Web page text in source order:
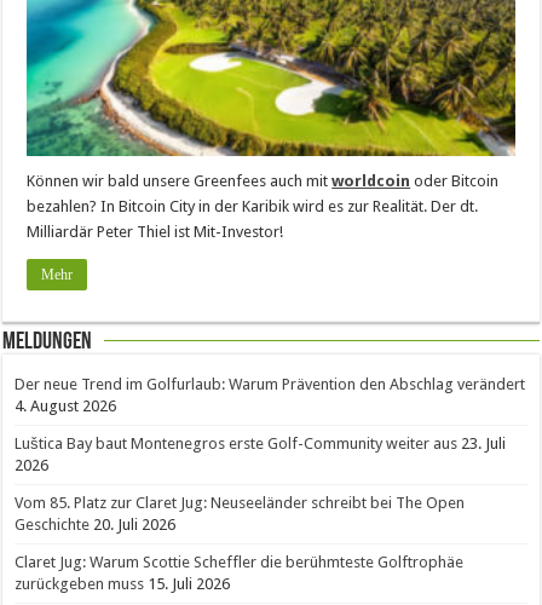
Können wir bald unsere Greenfees auch mitworldcoin oder Bitcoin
bezahlen? In Bitcoin City in der Karibik wird es zur Realität. Der dt.
Milliardär Peter Thiel ist Mit-Investor!
Mehr
Meldungen
Der neue Trend im Golfurlaub: Warum Prävention den Abschlag verändert
4. August 2026
Luštica Bay baut Montenegros erste Golf-Community weiter aus 23. Juli
2026
Vom 85. Platz zur Claret Jug: Neuseeländer schreibt bei The Open
Geschichte 20. Juli 2026
Claret Jug: Warum Scottie Scheffler die berühmteste Golftrophäe
zurückgeben muss 15. Juli 2026